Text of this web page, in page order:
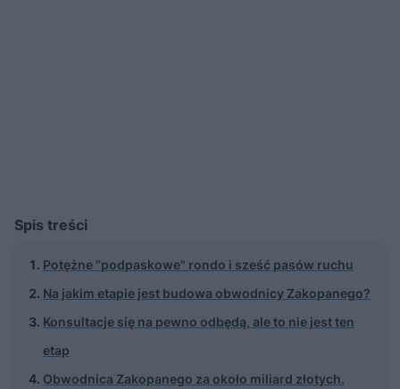
Spis treści
Potężne "podpaskowe" rondo i sześć pasów ruchu
Na jakim etapie jest budowa obwodnicy Zakopanego?
Konsultacje się na pewno odbędą, ale to nie jest ten
etap
Obwodnica Zakopanego za około miliard złotych.